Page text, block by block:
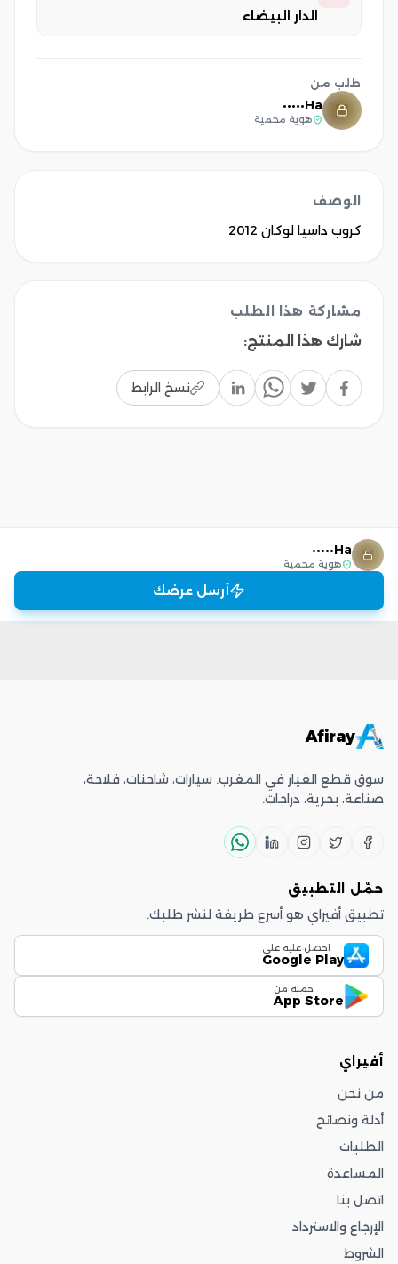
الدار البيضاء
طلب من
Ha•••••
هوية محمية
الوصف
كروب داسيا لوكان 2012
مشاركة هذا الطلب
شارك هذا المنتج:
نسخ الرابط
Ha•••••
هوية محمية
أرسل عرضك
Afiray
سوق قطع الغيار في المغرب. سيارات، شاحنات، فلاحة،
صناعة، بحرية، دراجات.
حمّل التطبيق
تطبيق أفيراي هو أسرع طريقة لنشر طلبك.
احصل عليه على
Google Play
حمله من
App Store
أفيراي
من نحن
أدلة ونصائح
الطلبات
المساعدة
اتصل بنا
الإرجاع والاسترداد
الشروط